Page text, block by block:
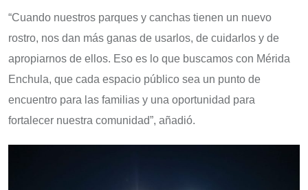
“Cuando nuestros parques y canchas tienen un nuevo
rostro, nos dan más ganas de usarlos, de cuidarlos y de
apropiarnos de ellos. Eso es lo que buscamos con Mérida
Enchula, que cada espacio público sea un punto de
encuentro para las familias y una oportunidad para
fortalecer nuestra comunidad”, añadió.